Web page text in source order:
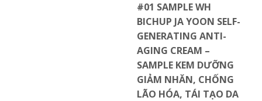
#01 SAMPLE WH
BICHUP JA YOON SELF-
GENERATING ANTI-
AGING CREAM –
SAMPLE KEM DƯỠNG
GIẢM NHĂN, CHỐNG
LÃO HÓA, TÁI TẠO DA